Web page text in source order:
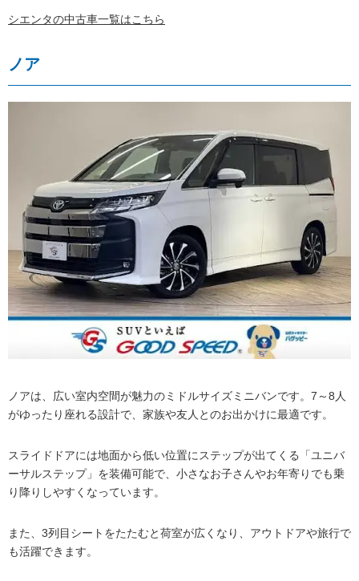
シエンタの中古車一覧はこちら
ノア
ノアは、広い室内空間が魅力のミドルサイズミニバンです。7～8人
がゆったり座れる設計で、家族や友人とのお出かけに最適です。
スライドドアには地面から低い位置にステップが出てくる「ユニバ
ーサルステップ」を装備可能で、小さなお子さんやお年寄りでも乗
り降りしやすくなっています。
また、3列目シートをたたむと荷室が広くなり、アウトドアや旅行で
も活躍できます。